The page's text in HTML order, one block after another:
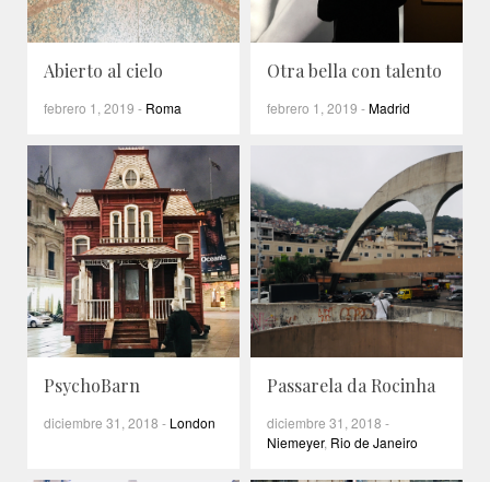
Abierto al cielo
febrero 1, 2019 - Roma
Otra bella con talento
febrero 1, 2019 -Madrid
PsychoBarn
diciembre 31, 2018 - London
Passarela da Rocinha
diciembre 31, 2018 -
Niemeyer, Rio de Janeiro